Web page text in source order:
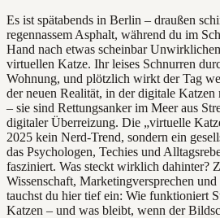
Es ist spätabends in Berlin – draußen
regennassem Asphalt, während du im
Hand nach etwas scheinbar
virtuellen Katze. Ihr leises Schnurren
Wohnung, und plötzlich wirkt der Tag
der neuen Realität, in der digitale Katzen
– sie sind Rettungsanker im Meer aus
digitaler Überreizung. Die „virtuelle
2025 kein Nerd-Trend, sondern ein
das Psychologen, Techies und
fasziniert. Was steckt wirklich dahinter?
Wissenschaft, Marketingversprechen
tauchst du hier tief ein: Wie funktioniert
Katzen – und was bleibt, wenn der